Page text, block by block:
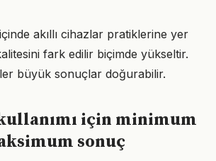
akıllı cihazlar pratiklerine yer
fark edilir biçimde yükseltir.
büyük sonuçlar doğurabilir.
için minimum
sonuç